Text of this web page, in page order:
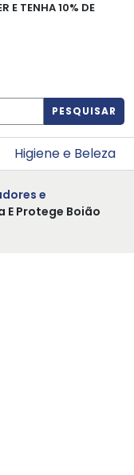
E TENHA 10% DE
PESQUISAR
Higiene e Beleza
e
E Protege Boião